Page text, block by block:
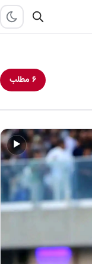
۶ مطلب
▶